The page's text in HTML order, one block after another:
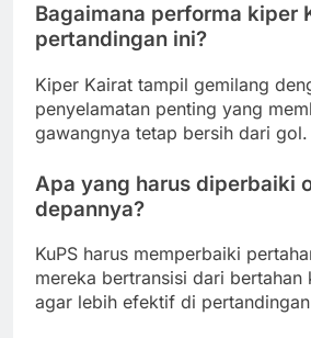
Bagaimana performa kiper
pertandingan ini?
Kiper Kairat tampil gemilang
penyelamatan penting yang
gawangnya tetap bersih dari gol.
Apa yang harus diperbaiki
depannya?
KuPS harus memperbaiki
mereka bertransisi dari bertahan
agar lebih efektif di